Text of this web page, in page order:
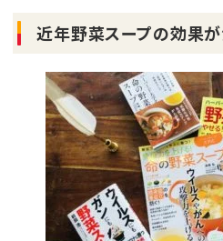
近年野菜スープの効果